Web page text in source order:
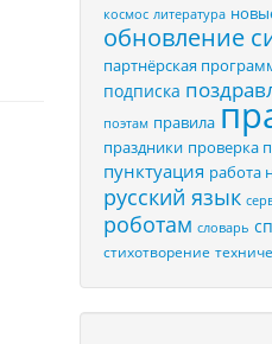
космос литература
обновление
партнёрская
подписка
поэтам правила
праздники проверка
пунктуация работа
русский язык
роботам словарь
стихотворение